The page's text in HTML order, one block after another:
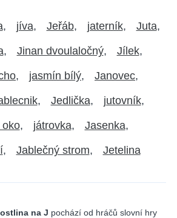
jíva Jeřáb jaterník Juta
Jinan dvoulaločný Jílek
jasmín bílý Janovec
Jedlička jutovník
játrovka Jasenka
Jablečný strom Jetelina
na J pochází od hráčů slovní hry